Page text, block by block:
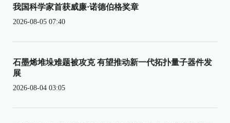
我国科学家首获威廉·诺德伯格奖章
2026-08-05 07:40
石墨烯堆垛难题被攻克 有望推动新一代拓扑量子器件发
展
2026-08-04 03:05